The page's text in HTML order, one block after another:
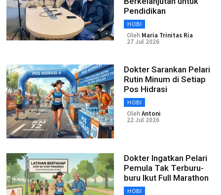
Pendidikan
HOBI
Oleh Maria Trinitas Ria
27 Jul 2026
Dokter Sarankan Pelari
Rutin Minum di Setiap
Pos Hidrasi
HOBI
OlehAntoni
22 Jul 2026
Dokter Ingatkan Pelari
Pemula Tak Terburu-
buru Ikut Full Marathon
HOBI